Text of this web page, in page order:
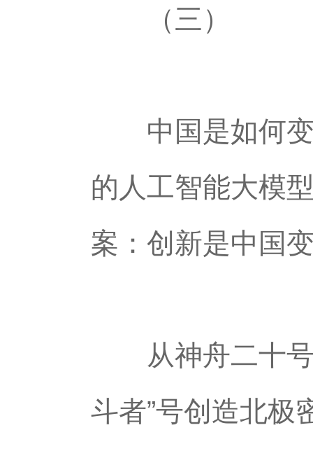
（三）
中国是如何变“
的人工智能大模
案：创新是中国
从神舟二十号
斗者”号创造北极